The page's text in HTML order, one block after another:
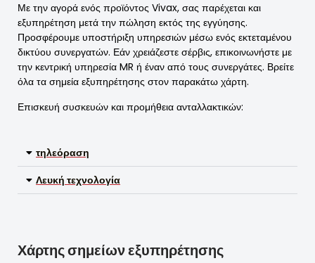
Με την αγορά ενός προϊόντος Vivax, σας παρέχεται και
εξυπηρέτηση μετά την πώληση εκτός της εγγύησης.
Προσφέρουμε υποστήριξη υπηρεσιών μέσω ενός εκτεταμένου
δικτύου συνεργατών. Εάν χρειάζεστε σέρβις, επικοινωνήστε με
την κεντρική υπηρεσία MR ή έναν από τους συνεργάτες. Βρείτε
όλα τα σημεία εξυπηρέτησης στον παρακάτω χάρτη.
Επισκευή συσκευών και προμήθεια ανταλλακτικών:
τηλεόραση
Λευκή τεχνολογία
Χάρτης σημείων εξυπηρέτησης